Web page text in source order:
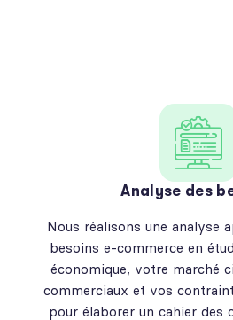
Analyse des
Nous réalisons une analyse
besoins e-commerce en
économique, votre marché
commerciaux et vos
pour élaborer un cahier des